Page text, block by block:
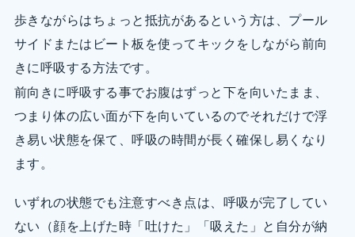
歩きながらはちょっと抵抗があるという方は、プール
サイドまたはビート板を使ってキックをしながら前向
きに呼吸する方法です。
前向きに呼吸する事でお腹はずっと下を向いたまま、
つまり体の広い面が下を向いているのでそれだけで浮
き易い状態を保て、呼吸の時間が長く確保し易くなり
ます。
いずれの状態でも注意すべき点は、呼吸が完了してい
ない（顔を上げた時「吐けた」「吸えた」と自分が納